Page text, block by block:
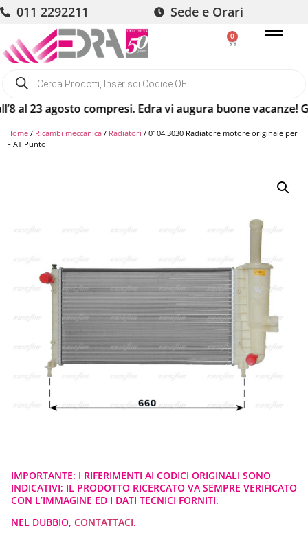
011 2292211 Sede e Orari
0
23 agosto compresi. Edra vi augura buone vacanze!
Home / Ricambi meccanica / Radiatori / 0104.3030 Radiatore motore originale per
FIAT Punto
IMPORTANTE: I RIFERIMENTI AI CODICI ORIGINALI SONO
INDICATIVI; IL PRODOTTO RICERCATO VA SEMPRE VERIFICATO
CON L’IMMAGINE ED I DATI TECNICI FORNITI.
NEL DUBBIO, CONTATTACI.